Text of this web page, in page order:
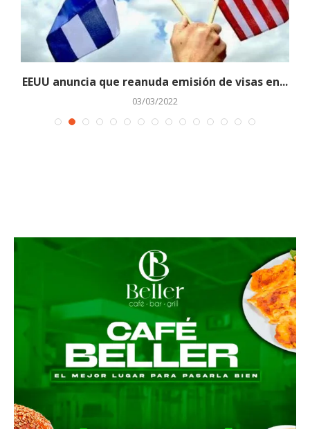
EEUU anuncia que reanuda emisión de visas en...
03/03/2022